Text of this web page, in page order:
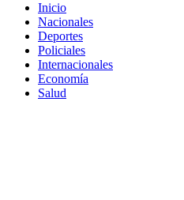
Inicio
Nacionales
Deportes
Policiales
Internacionales
Economía
Salud